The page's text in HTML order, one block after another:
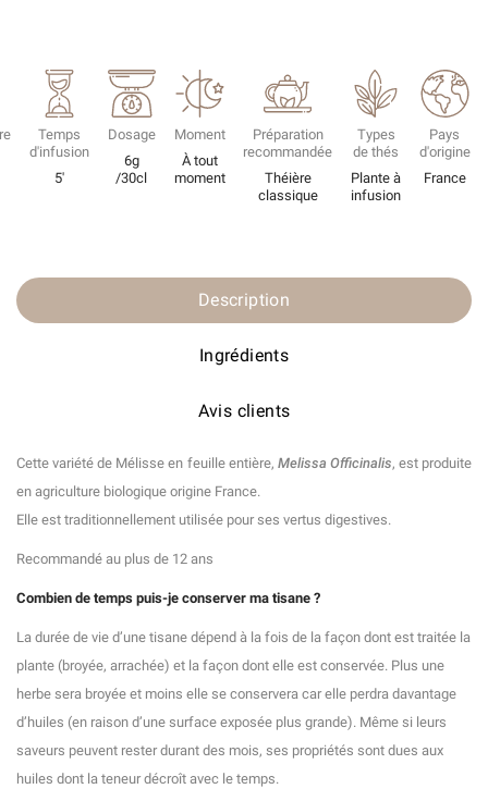
Temps
d'infusion
5'
Dosage
6g
/30cl
Moment
À tout
moment
Préparation
recommandée
Théière
classique
Types
de thés
Plante à
infusion
Pays
d'origine
France
Description
Ingrédients
Avis clients
Cette variété de Mélisse en feuille entière, Melissa Officinalis, est produite
en agriculture biologique origine France.
Elle est traditionnellement utilisée pour ses vertus digestives.
Recommandé au plus de 12 ans
Combien de temps puis-je conserver ma tisane ?
La durée de vie d’une tisane dépend à la fois de la façon dont est traitée la
plante (broyée, arrachée) et la façon dont elle est conservée. Plus une
herbe sera broyée et moins elle se conservera car elle perdra davantage
d’huiles (en raison d’une surface exposée plus grande). Même si leurs
saveurs peuvent rester durant des mois, ses propriétés sont dues aux
huiles dont la teneur décroît avec le temps.